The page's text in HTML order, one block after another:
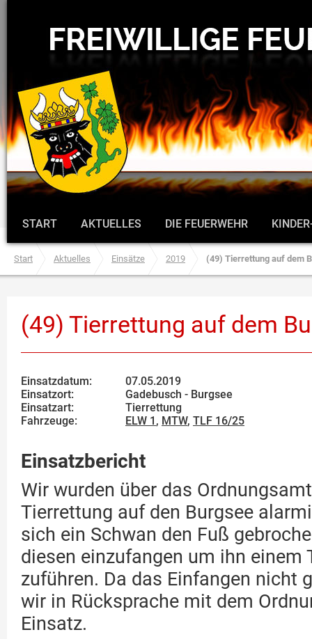
START AKTUELLES DIE FEUERWEHR
Start Aktuelles Einsätze 2019 (49) Tierrettung auf dem
(49) Tierrettung auf dem
Einsatzdatum:
07.05.2019
Einsatzort:
Gadebusch - Burgsee
Einsatzart:
Tierrettung
Fahrzeuge:
ELW 1 , MTW, TLF 16/25
Einsatzbericht
Wir wurden über das
Tierrettung auf den Burgsee
sich ein Schwan den Fuß
diesen einzufangen um ihn einem
zuführen. Da das Einfangen nicht
wir in Rücksprache mit dem
Einsatz.